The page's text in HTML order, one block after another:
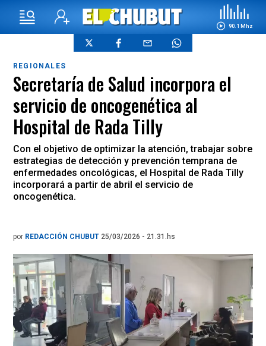
90.1 Mhz
REGIONALES
Secretaría de Salud incorpora el
servicio de oncogenética al
Hospital de Rada Tilly
Con el objetivo de optimizar la atención, trabajar sobre
estrategias de detección y prevención temprana de
enfermedades oncológicas, el Hospital de Rada Tilly
incorporará a partir de abril el servicio de
oncogenética.
por REDACCIÓN CHUBUT 25/03/2026 - 21.31.hs